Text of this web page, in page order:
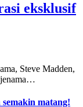
eksklusif
Steve Madden,
jenama…
matang!